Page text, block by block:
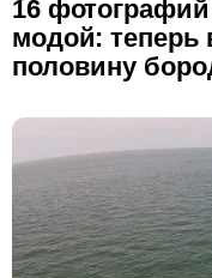
16
модой: теперь
половину